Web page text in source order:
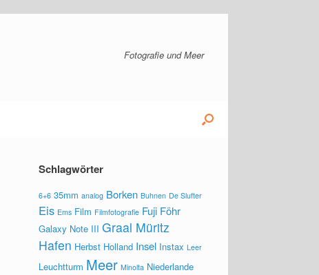
Fotografie und Meer
Schlagwörter
6+6 35mm analog Borken Buhnen De Slufter
Eis Ems Film Filmfotografie Fuji Föhr
Galaxy Note III Graal Müritz
Hafen Herbst Holland Insel Instax Leer
Leuchtturm Meer Minolta Niederlande